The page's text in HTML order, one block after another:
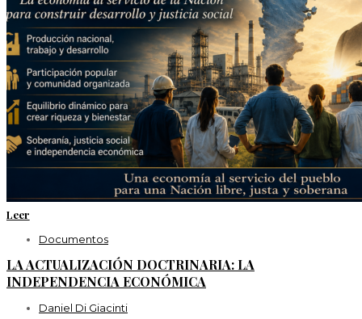
Leer
Documentos
LA ACTUALIZACIÓN DOCTRINARIA: LA
INDEPENDENCIA ECONÓMICA
Daniel Di Giacinti